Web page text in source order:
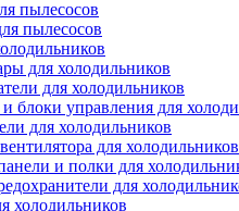
пылесосов
пылесосов
для холодильников
для холодильников
блоки управления для
для холодильников
для холодильников
и полки для
для
холодильников